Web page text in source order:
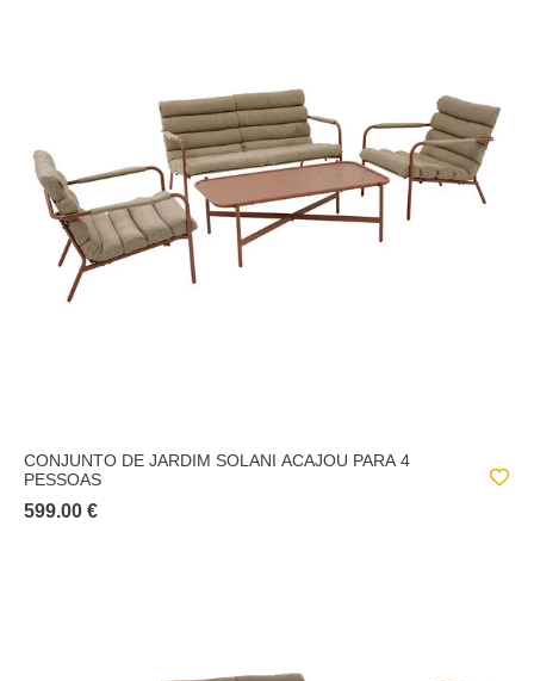
CONJUNTO DE JARDIM SOLANI ACAJOU PARA 4
PESSOAS
599.00 €